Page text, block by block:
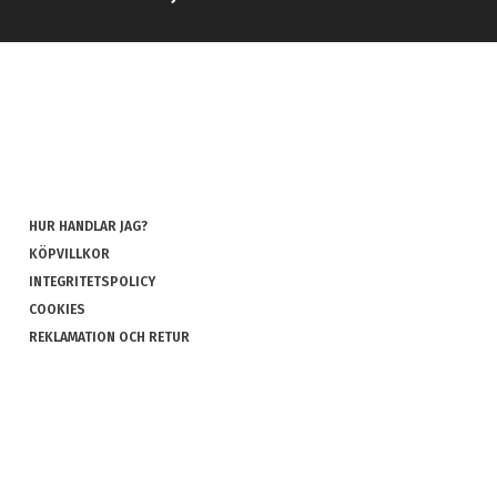
HUR HANDLAR JAG?
KÖPVILLKOR
INTEGRITETSPOLICY
COOKIES
REKLAMATION OCH RETUR